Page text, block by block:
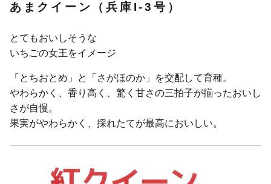
あまクイーン（兵庫I-3号）
とてもおいしそうな
いちごの女王をイメージ
「とちおとめ」と「さがほのか」を交配して育種。
やわらかく、香り高く、驚く甘さの三拍子が揃ったおいし
さが自慢。
果実がやわらかく、採れたてが最高においしい。